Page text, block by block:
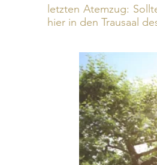
letzten Atemzug:
hier in den Trausaal